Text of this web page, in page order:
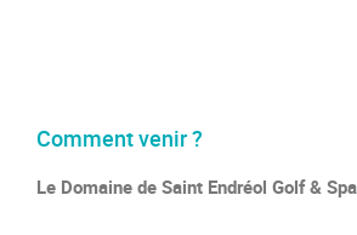
Comment venir ?
Le Domaine de Saint Endréol Golf &